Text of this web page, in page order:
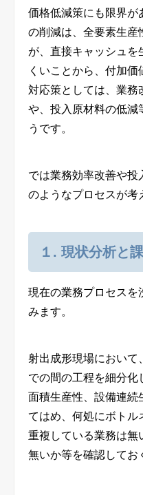
価格低減策にも限界が
の削減は、全要素生産
が、直接キャッシュを
くいことから、付加
対応策としては、業務
や、投入原材料の低減
うです。
では業務効率改善や投
のようなプロセスが考
１. 現状分析と
現在の業務プロセスを
みます。
射出成形現場において
での間の工程を細分化
面積生産性、設備連続
てはめ、何処にボトル
重複している業務は無
無いか等を確認してお